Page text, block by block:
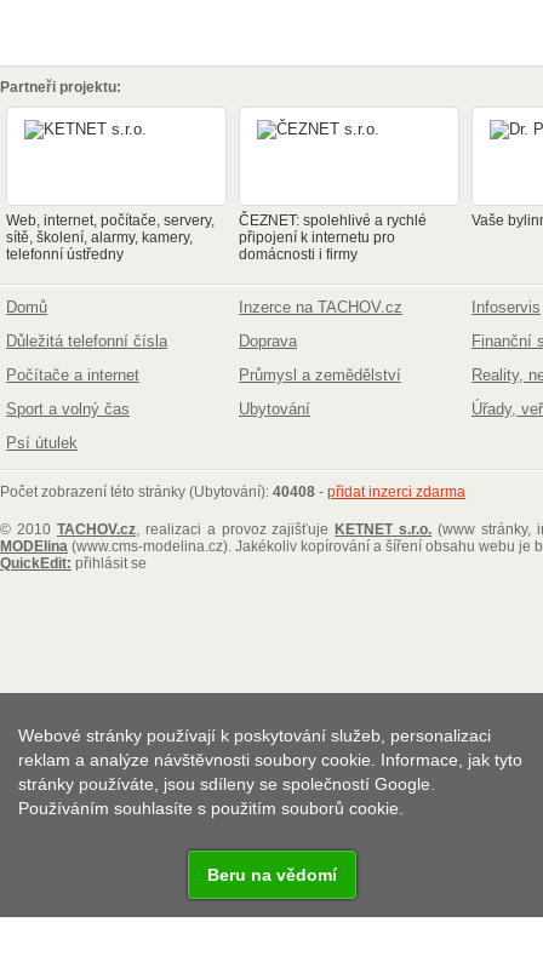
Partneři projektu:
Web, internet, počítače, servery,
sítě, školení, alarmy, kamery,
telefonní ústředny
ČEZNET: spolehlivé a rychlé
připojení k internetu pro
domácnosti i firmy
Vaše
Domů Inzerce na TACHOV.cz
Infoservis
Důležitá telefonní čísla
Doprava
Finanční
Počítače a internet
Průmysl a zemědělství
Reality,
Sport a volný čas
Ubytování
Úřady,
Psí útulek
Počet zobrazení této stránky (Ubytování): 40408 - přidat inzerci zdarma
© 2010 TACHOV.cz, realizaci a provoz zajišťuje KETNET s.r.o. (www stránky,
MODElina (www.cms-modelina.cz). Jakékoliv kopírování a šíření obsahu webu je
QuickEdit: přihlásit se
Webové stránky používají k poskytování služeb, personalizaci
reklam a analýze návštěvnosti soubory cookie. Informace, jak tyto
stránky používáte, jsou sdíleny se společností Google.
Používáním souhlasíte s použitím souborů cookie.
Beru na vědomí